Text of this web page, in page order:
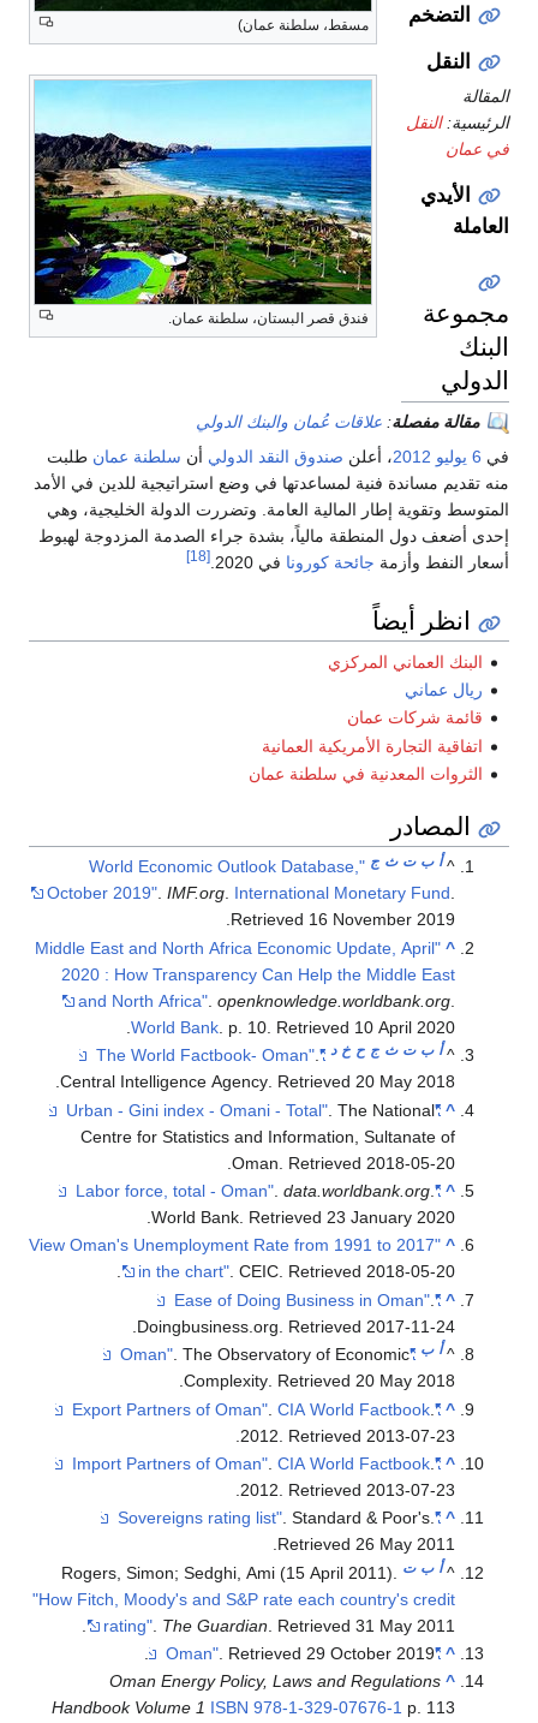
مسقط، سلطنة عمان)
فندق قصر البستان، سلطنة عمان.
التضخم
النقل
المقالة
الرئيسية:النقل
في عمان
الأيدي
العاملة
مجموعة
البنك
الدولي
مقالة مفصلة: علاقات عُمان والبنك الدولي
في 6 يوليو 2012، أعلن صندوق النقد الدولي أن سلطنة عمان طلبت
منه تقديم مساندة فنية لمساعدتها في وضع استراتيجية للدين في الأمد
المتوسط وتقوية إطار المالية العامة. وتضررت الدولة الخليجية، وهي
إحدى أضعف دول المنطقة مالياً، بشدة جراء الصدمة المزدوجة لهبوط
أسعار النفط وأزمة جائحة كورونا في 2020. [18]
انظر أيضاً
البنك العماني المركزي
ريال عماني
قائمة شركات عمان
اتفاقية التجارة الأمريكية العمانية
الثروات المعدنية في سلطنة عمان
المصادر
^أ ب ت ث ج
"World Economic Outlook Database,
October 2019".IMF.org. International Monetary Fund.
Retrieved 16 November 2019
.
^
"Middle East and North Africa Economic Update, April
2020 : How Transparency Can Help the Middle East
and North Africa" .openknowledge.worldbank.org
World Bank . p. 10 . Retrieved 10 April 2020
.
^أ ب ت ث ج ح خ د "The World Factbook- Oman"
.
Central Intelligence Agency . Retrieved 20 May 2018
.
^
"Urban - Gini index - Omani - Total"
. The National
Centre for Statistics and Information, Sultanate of
Oman . Retrieved 2018-05-20
.
^
"Labor force, total - Oman"
.data.worldbank.org .
World Bank . Retrieved 23 January 2020
.
^
"View Oman's Unemployment Rate from 1991 to 2017
in the chart". CEIC. Retrieved2018-05-20
.
^
"Ease of Doing Business in Oman"
.
Doingbusiness.org . Retrieved 2017-11-24
^أ ب "Oman"
. The Observatory of Economic
Complexity . Retrieved 20 May 2018
.
^
"Export Partners of Oman"
.CIA World Factbook .
2012 . Retrieved 2013-07-23
^
"Import Partners of Oman"
.CIA World Factbook .
2012 . Retrieved 2013-07-23
^
"Sovereigns rating list"
. Standard & Poor's.
Retrieved26 May 2011
.
^أ ب ت
Rogers, Simon; Sedghi, Ami (15 April 2011).
"How Fitch, Moody's and S&P rate each country's credit
rating" The Guardian . Retrieved31 May 2011
^
"Oman"
. Retrieved 29 October 2019
.
^
Oman Energy Policy, Laws and Regulations
Handbook Volume 1 ISBN 978-1-329-07676-1 p. 113